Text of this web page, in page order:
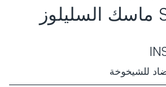
SHEET MASK ماسك السليلوز
للشيخوخة